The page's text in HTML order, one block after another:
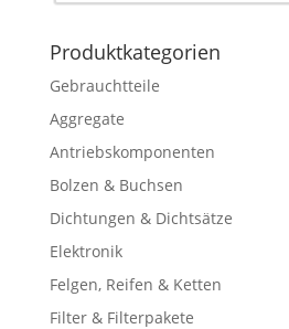
Produktkategorien
Gebrauchtteile
Aggregate
Antriebskomponenten
Bolzen & Buchsen
Dichtungen & Dichtsätze
Elektronik
Felgen, Reifen & Ketten
Filter & Filterpakete